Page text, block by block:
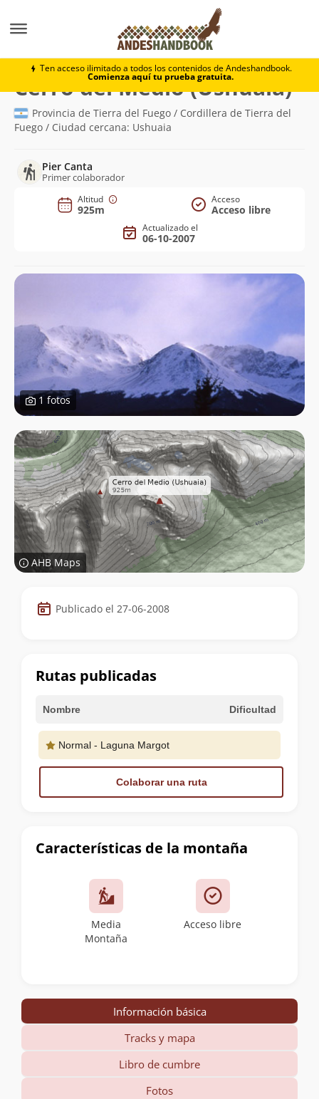
Ten acceso ilimitado a todos los contenidos de Andeshandbook.
Comienza aquí tu prueba gratuita.
Cerro del Medio (Ushuaia)
Cerro del Medio (Ushuaia)
Provincia de Tierra del Fuego / Cordillera de Tierra del
Fuego / Ciudad cercana: Ushuaia
Pier Canta
Primer colaborador
Altitud
925m
Acceso
Acceso libre
Actualizado el
06-10-2007
1 fotos
AHB Maps
Datos
de
cumbre
Publicado el 27-06-2008
Características de la montaña
Media
Montaña
Acceso libre
Rutas publicadas
Nombre Dificultad
Normal - Laguna Margot
Colaborar una ruta
Información básica
Tracks y mapa
Libro de cumbre
Fotos